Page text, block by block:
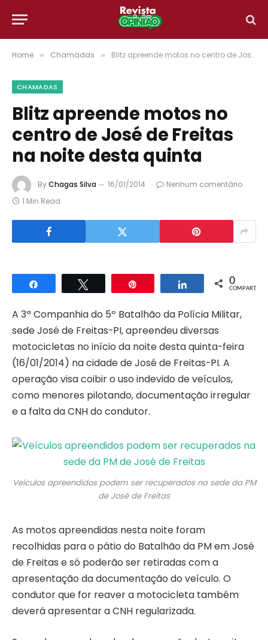
Home » Chamadas » Blitz apreende motos no centro de José de Freitas na noite desta quinta
CHAMADAS
Blitz apreende motos no
centro de José de Freitas
na noite desta quinta
ByChagas Silva 16/01/2014
Nenhum comentário
1 Min Read
Compartilhar Compartilhar
0
COMPART.
A 3ª Companhia do 5º Batalhão da Polícia Militar,
sede José de Freitas-PI, apreendeu diversas
motocicletas no início da noite desta quinta-feira
(16/01/2014) na cidade de José de Freitas-PI. A
operação visa coibir o uso indevido de veículos,
como menores pilotando, documentação irregular
e a falta da CNH do condutor.
Veículos apreendidos podem ser recuperados na sede da PM
de José de Freitas
As motos apreendidas nesta noite foram
recolhidas para o pátio do Batalhão da PM em José
de Freitas e só poderão ser retiradas com a
apresentação da documentação do veículo. O
condutor que for reaver a motocicleta também
deverá apresentar a CNH regularizada.